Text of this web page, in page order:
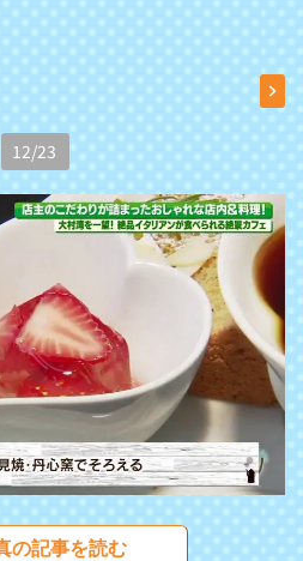
12/23
の記事を読む